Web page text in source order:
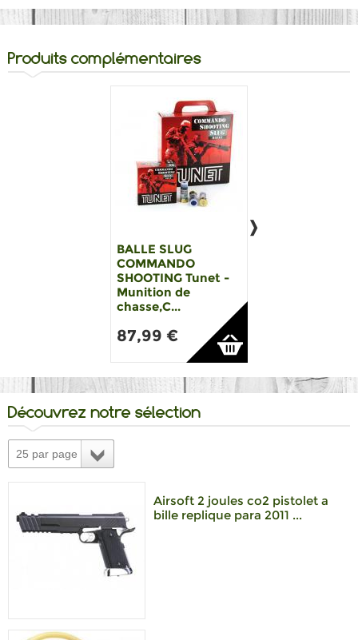
Produits complémentaires
BALLE SLUG
COMMANDO
SHOOTING Tunet -
Munition de
chasse,C...
87,99 €
Découvrez notre sélection
25 par page
Airsoft 2 joules co2 pistolet a
bille replique para 2011 ...